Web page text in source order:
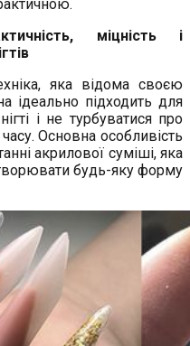
міцність і
яка відома своєю
ідеально підходить для
і не турбуватися про
Основна особливість
акрилової суміші, яка
будь-яку форму